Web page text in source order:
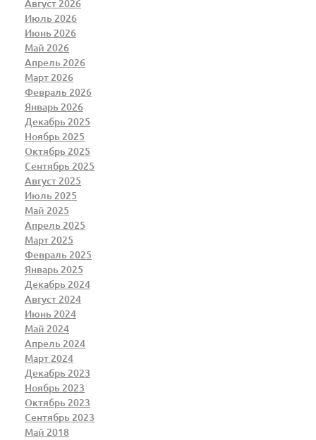
Август 2026
Июль 2026
Июнь 2026
Май 2026
Апрель 2026
Март 2026
Февраль 2026
Январь 2026
Декабрь 2025
Ноябрь 2025
Октябрь 2025
Сентябрь 2025
Август 2025
Июль 2025
Май 2025
Апрель 2025
Март 2025
Февраль 2025
Январь 2025
Декабрь 2024
Август 2024
Июнь 2024
Май 2024
Апрель 2024
Март 2024
Декабрь 2023
Ноябрь 2023
Октябрь 2023
Сентябрь 2023
Май 2018